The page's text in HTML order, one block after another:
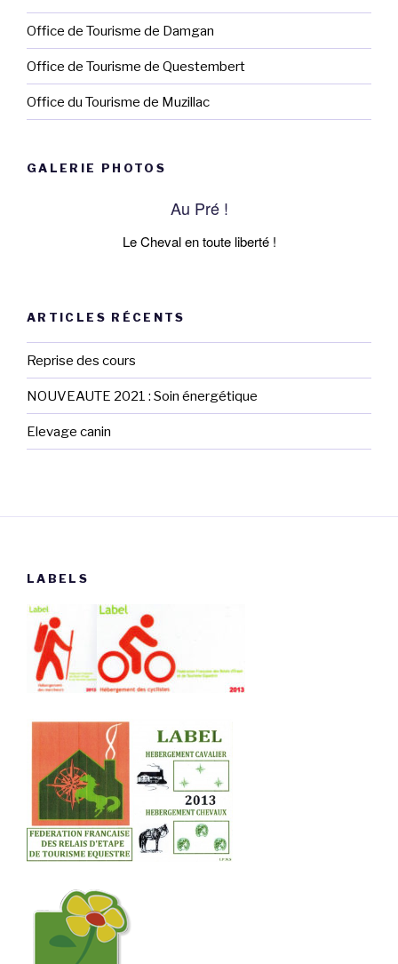
Office de Tourisme de Damgan
Office de Tourisme de Questembert
Office du Tourisme de Muzillac
GALERIE PHOTOS
Au Pré !
Le Cheval en toute liberté !
ARTICLES RÉCENTS
Reprise des cours
NOUVEAUTE 2021 : Soin énergétique
Elevage canin
LABELS